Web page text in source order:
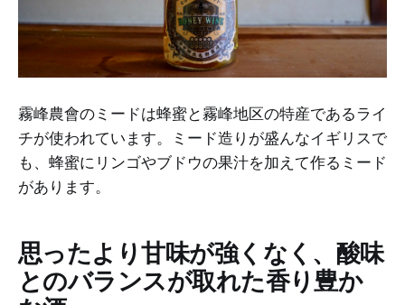
霧峰農會のミードは蜂蜜と霧峰地区の特産であるライ
チが使われています。ミード造りが盛んなイギリスで
も、蜂蜜にリンゴやブドウの果汁を加えて作るミード
があります。
思ったより甘味が強くなく、酸味
とのバランスが取れた香り豊か